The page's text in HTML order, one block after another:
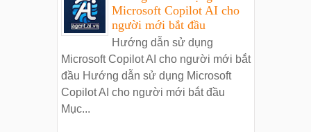
Microsoft Copilot AI cho
người mới bắt đầu
Hướng dẫn sử dụng
Microsoft Copilot AI cho người mới bắt
đầu Hướng dẫn sử dụng Microsoft
Copilot AI cho người mới bắt đầu
Mục...